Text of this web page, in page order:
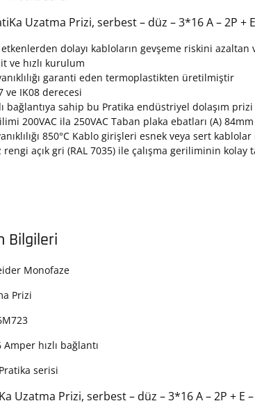
Uzatma Prizi, serbest – düz – 3*16 A – 2P +
etkenlerden dolayı kabloların gevşeme riskini
ve hızlı kurulum
garanti eden termoplastikten üretilmiştir
ve IK08 derecesi
bağlantıya sahip bu Pratika endüstriyel dolaşım
200VAC ila 250VAC Taban plaka ebatları (A)
850°C Kablo girişleri esnek veya sert
rengi açık gri (RAL 7035) ile çalışma geriliminin kolay
Bilgileri
Monofaze
Prizi
Amper hızlı bağlantı
serisi
Uzatma Prizi, serbest – düz – 3*16 A – 2P + E